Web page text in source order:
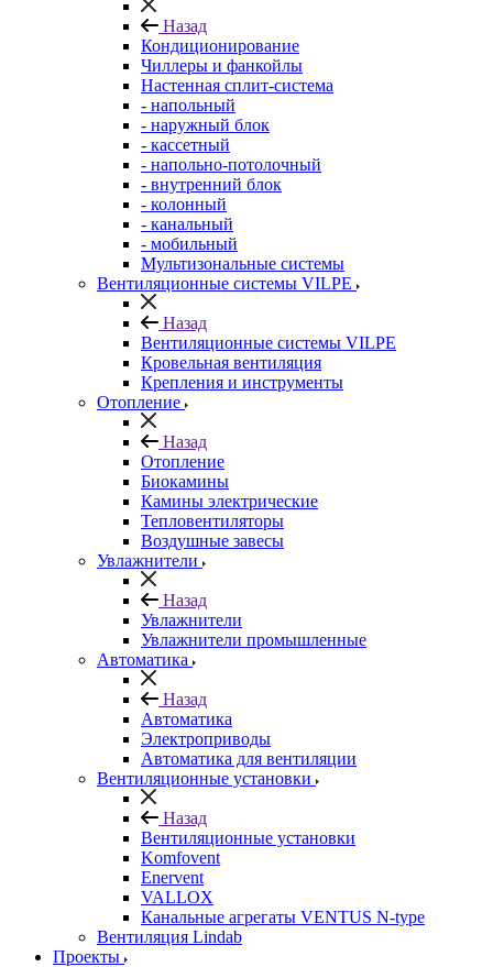
Назад
Кондиционирование
Чиллеры и фанкойлы
Настенная сплит-система
- напольный
- наружный блок
- кассетный
- напольно-потолочный
- внутренний блок
- колонный
- канальный
- мобильный
Мультизональные системы
Вентиляционные системы VILPE
Назад
Вентиляционные системы VILPE
Кровельная вентиляция
Крепления и инструменты
Отопление
Назад
Отопление
Биокамины
Камины электрические
Тепловентиляторы
Воздушные завесы
Увлажнители
Назад
Увлажнители
Увлажнители промышленные
Автоматика
Назад
Автоматика
Электроприводы
Автоматика для вентиляции
Вентиляционные установки
Назад
Вентиляционные установки
Komfovent
Enervent
VALLOX
Канальные агрегаты VENTUS N-type
Вентиляция Lindab
Проекты